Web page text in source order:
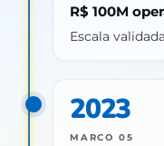
R$ 100M
Escala
2023
MARCO 05